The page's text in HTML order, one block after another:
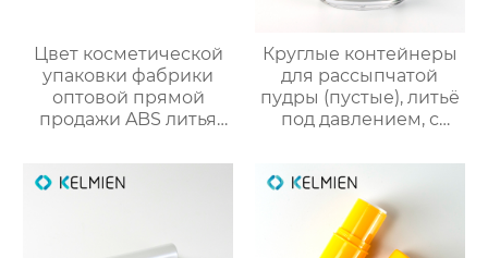
Цвет косметической
упаковки фабрики
оптовой прямой
продажи ABS литья
тонкий цвет
столкновения тушь
Круглые контейнеры
для рассыпчатой
пудры (пустые), литьё
под давлением, с
и 3D-печатным
новогодним
рисунком. Прямые
поставки с завода